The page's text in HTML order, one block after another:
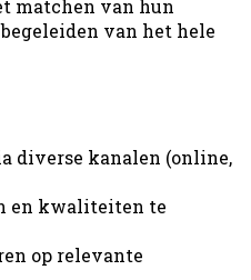
matchen van hun
van het hele
diverse kanalen (online,
en kwaliteiten te
op relevante